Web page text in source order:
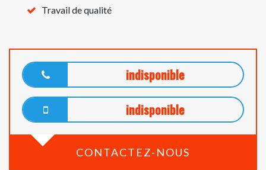
Travail de qualité
indisponible
indisponible
CONTACTEZ-NOUS